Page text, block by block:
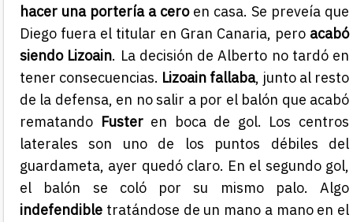
hacer una portería a ceroen casa. Se preveía que
Diego fuera el titular en Gran Canaria, pero acabó
siendo Lizoain. La decisión de Alberto no tardó en
tener consecuencias. Lizoain fallaba, junto al resto
de la defensa, en no salir a por el balón que acabó
rematando Fusteren boca de gol. Los centros
laterales son uno de los puntos débiles del
guardameta, ayer quedó claro. En el segundo gol,
el balón se coló por su mismo palo. Algo
indefendible tratándose de un mano a mano en el